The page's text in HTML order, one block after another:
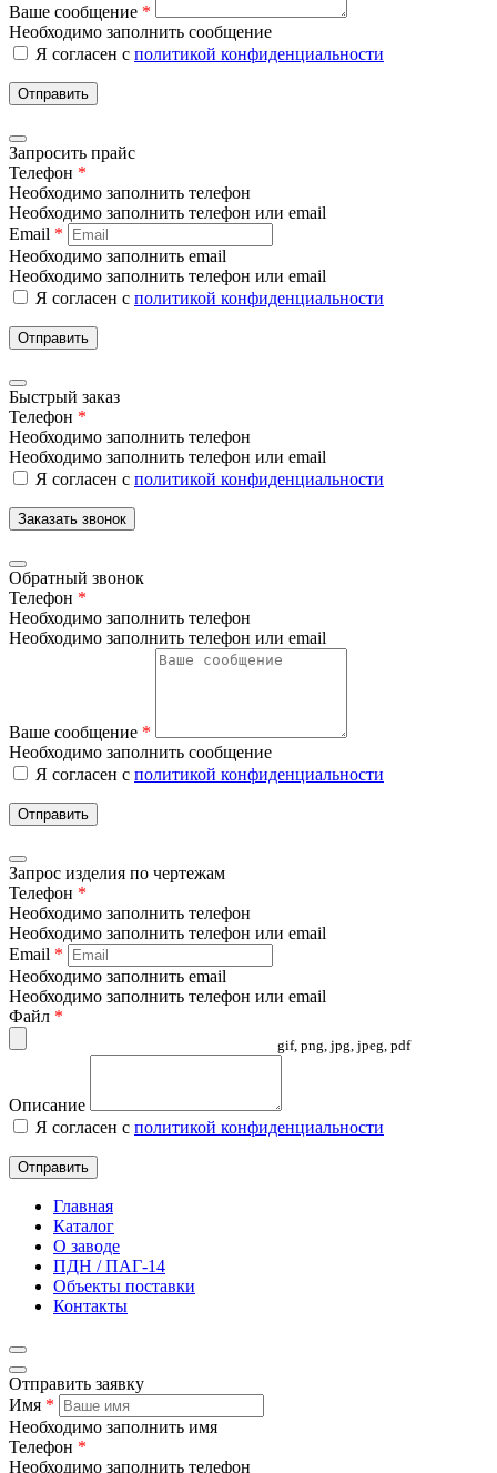
Ваше сообщение *
Необходимо заполнить сообщение
Я согласен с политикой конфиденциальности
Отправить
Запросить прайс
Телефон *
Необходимо заполнить телефон
Необходимо заполнить телефон или email
Email *
Необходимо заполнить email
Необходимо заполнить телефон или email
Я согласен с политикой конфиденциальности
Отправить
Быстрый заказ
Телефон *
Необходимо заполнить телефон
Необходимо заполнить телефон или email
Я согласен с политикой конфиденциальности
Заказать звонок
Обратный звонок
Телефон *
Необходимо заполнить телефон
Необходимо заполнить телефон или email
Ваше сообщение *
Необходимо заполнить сообщение
Я согласен с политикой конфиденциальности
Отправить
Запрос изделия по чертежам
Телефон *
Необходимо заполнить телефон
Необходимо заполнить телефон или email
Email *
Необходимо заполнить email
Необходимо заполнить телефон или email
Файл *
gif, png, jpg, jpeg, pdf
Описание
Я согласен с политикой конфиденциальности
Отправить
Главная
Каталог
О заводе
ПДН / ПАГ-14
Объекты поставки
Контакты
Отправить заявку
Имя *
Необходимо заполнить имя
Телефон *
Необходимо заполнить телефон